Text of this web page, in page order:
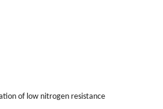
of low nitrogen resistance